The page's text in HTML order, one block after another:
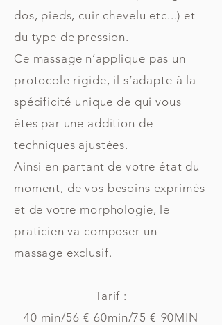
dos, pieds, cuir chevelu etc...) et
du type de pression.
Ce massage n’applique pas un
protocole rigide, il s’adapte à la
spécificité unique de qui vous
êtes par une addition de
techniques ajustées.
Ainsi en partant de votre état du
moment, de vos besoins exprimés
et de votre morphologie, le
praticien va composer un
massage exclusif.
Tarif :
40 min/56 €-60min/75 €-90MIN